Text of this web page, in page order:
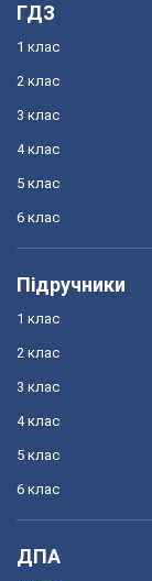
ГДЗ
1 клас
2 клас
3 клас
4 клас
5 клас
6 клас
Підручники
1 клас
2 клас
3 клас
4 клас
5 клас
6 клас
ДПА